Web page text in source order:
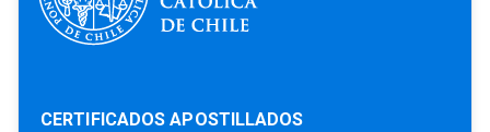
CERTIFICADOS APOSTILLADOS